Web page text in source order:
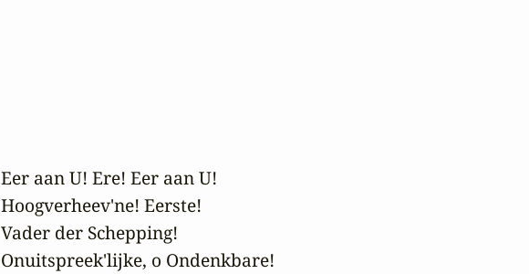
Eer aan U! Ere! Eer aan U!
Hoogverheev'ne! Eerste!
Vader der Schepping!
Onuitspreek'lijke, o Ondenkbare!